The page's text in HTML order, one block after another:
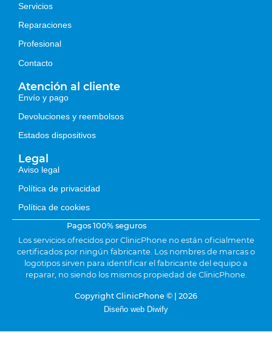
Servicios
Reparaciones
Profesional
Contacto
Atención al cliente
Envío y pago
Devoluciones y reembolsos
Estados dispositivos
Legal
Aviso legal
Política de privacidad
Política de cookies
Pagos 100% seguros
Los servicios ofrecidos por ClinicPhone no están oficialmente
certificados por ningún fabricante. Los nombres de marcas o
logotipos sirven para identificar el fabricante del equipo a
reparar, no siendo los mismos propiedad de ClinicPhone.
Copyright ClinicPhone © | 2026
Diseño web Diwify